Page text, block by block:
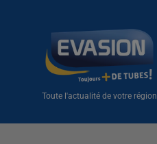
Toute l'actualité de votre région